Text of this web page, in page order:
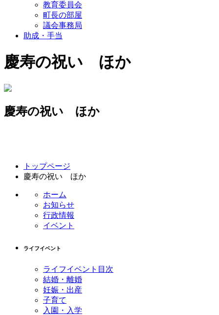
教育委員会
町長の部屋
議会事務局
助成・手当
慶寿の祝い ほか
慶寿の祝い ほか
トップページ
慶寿の祝い ほか
ホーム
お知らせ
行政情報
イベント
ライフイベント
ライフイベント目次
結婚・離婚
妊娠・出産
子育て
入園・入学